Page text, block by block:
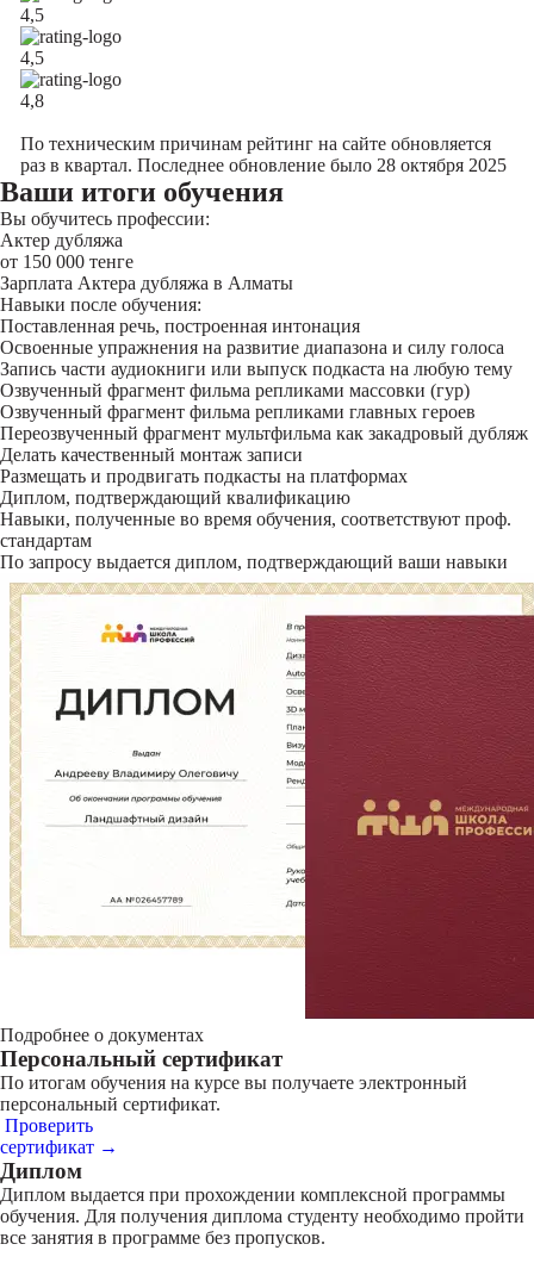
4,5
4,5
4,8
По техническим причинам рейтинг на сайте обновляется
раз в квартал. Последнее обновление было 28 октября 2025
Ваши итоги обучения
Вы обучитесь профессии:
Актер дубляжа
от 150 000 тенге
Зарплата Актера дубляжа в Алматы
Навыки после обучения:
Поставленная речь, построенная интонация
Освоенные упражнения на развитие диапазона и силу голоса
Запись части аудиокниги или выпуск подкаста на любую тему
Озвученный фрагмент фильма репликами массовки (гур)
Озвученный фрагмент фильма репликами главных героев
Переозвученный фрагмент мультфильма как закадровый дубляж
Делать качественный монтаж записи
Размещать и продвигать подкасты на платформах
Диплом, подтверждающий квалификацию
Навыки, полученные во время обучения, соответствуют проф.
стандартам
По запросу выдается диплом, подтверждающий ваши навыки
Подробнее о документах
Персональный сертификат
По итогам обучения на курсе вы получаете электронный
персональный сертификат.
Проверить
сертификат →
Диплом
Диплом выдается при прохождении комплексной программы
обучения. Для получения диплома студенту необходимо пройти
все занятия в программе без пропусков.